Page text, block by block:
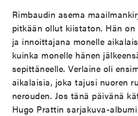
Rimbaudin asema
pitkään ollut kiistaton. Hän
ja innoittajana monelle
kuinka monelle hänen
sepittäneelle. Verlaine oli
aikalaisia, joka tajusi nuoren
nerouden. Jos tänä päivänä
Hugo Prattin sarjakuva-